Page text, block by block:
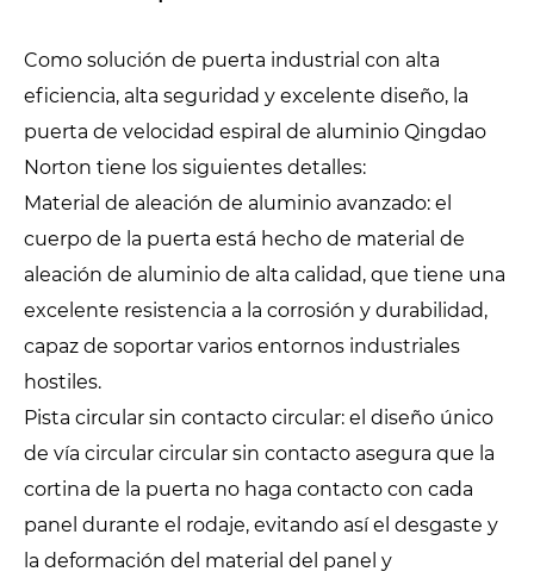
Como solución de puerta industrial con alta
eficiencia, alta seguridad y excelente diseño, la
puerta de velocidad espiral de aluminio Qingdao
Norton tiene los siguientes detalles:
Material de aleación de aluminio avanzado: el
cuerpo de la puerta está hecho de material de
aleación de aluminio de alta calidad, que tiene una
excelente resistencia a la corrosión y durabilidad,
capaz de soportar varios entornos industriales
hostiles.
Pista circular sin contacto circular: el diseño único
de vía circular circular sin contacto asegura que la
cortina de la puerta no haga contacto con cada
panel durante el rodaje, evitando así el desgaste y
la deformación del material del panel y